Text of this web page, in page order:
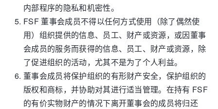
内部程序的隐私和机密性。
FSF 董事会成员不得以任何方式使用（除了偶然使
用）组织提供的信息、员工、财产或资源，或因董事
会成员的服务而获得的信息、员工、财产或资源，除
了促进组织的活动，尤其不是为了个人利益。
董事会成员将保护组织的有形财产安全，保护组织的
版权和商标，并协助对其进行适当管理。在持有 FSF
的有价实物财产的情况下离开董事会的成员将归还